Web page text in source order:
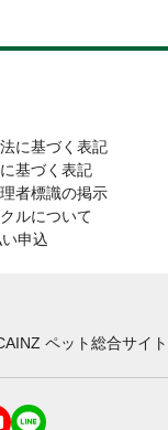
に基づく表記
基づく表記
者標識の掲示
ルについて
申込
ペット総合サイト